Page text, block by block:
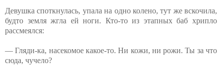
Девушка споткнулась, упала на одно колено, тут же вскочила,
будто земля жгла ей ноги. Кто-то из этапных баб хрипло
рассмеялся:
— Гляди-ка, насекомое какое-то. Ни кожи, ни рожи. Ты за что
сюда, чучело?